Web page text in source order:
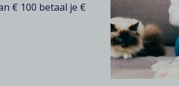
€ 100 betaal je €